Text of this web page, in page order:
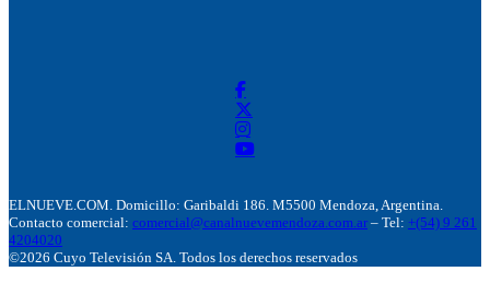
ELNUEVE.COM. Domicillo: Garibaldi 186. M5500 Mendoza, Argentina.
Contacto comercial: comercial@canalnuevemendoza.com.ar – Tel: +(54) 9 261
4204020
©2026 Cuyo Televisión SA. Todos los derechos reservados